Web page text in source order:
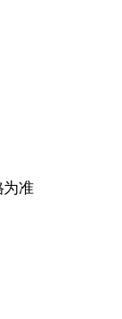
为准